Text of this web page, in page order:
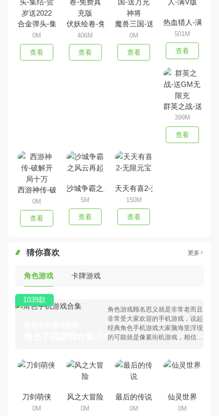
合金弹头-集结-贺岁送2022
0M
查看
伏妖绘卷-免费真充版
406M
查看
魔兽三国-送万充神将
0M
查看
热血猎人-满V版
501M
查看
群英之战-送GM
399M
查看
西游神传-破解开局十万
0M
查看
沙城争霸之风云再起
5M
查看
天天有喜2-无限元宝
150M
查看
猜你喜欢 更多
角色游戏 卡牌游戏
角色手机游戏合集大全 >
角色游戏顾名思义就是非常老而且
非常受大家欢迎的手机游戏，说起
经典角色手机游戏大家脑海里浮现
的可能就是像素街机游戏，相信很
色手机游戏有哪些呢？游戏今天，
乐途下载站小编芒果味的怪咖给大
集，欢迎大家前来选择下载体验
1039款
刀剑萌侠
0M
风之大冒险
0M
最后的传说
0M
仙灵世界
0M